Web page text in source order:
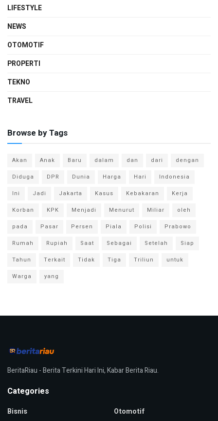
LIFESTYLE
NEWS
OTOMOTIF
PROPERTI
TEKNO
TRAVEL
Browse by Tags
Akan Anak Baru dalam dan dari
dengan
Diduga
DPR Dunia Harga Hari
Indonesia
Ini
Jadi Jakarta Kasus Kebakaran
Kerja
Korban
KPK Menjadi Menurut Miliar
oleh
pada
Pasar Persen Piala Polisi
Prabowo
Rumah
Rupiah Saat Sebagai Setelah
Siap
Tahun
Terkait Tidak Tiga Triliun
untuk
Warga
yang
BeritaRiau - Berita Terkini Hari Ini, Kabar Berita Riau.
Categories
Bisnis
Otomotif